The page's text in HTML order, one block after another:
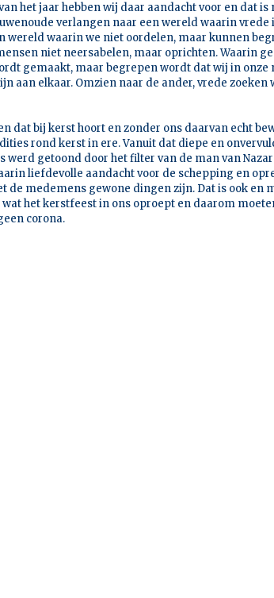
het jaar hebben wij daar aandacht voor en dat is
verlangen naar een wereld waarin vrede
wereld waarin we niet oordelen, maar kunnen
niet neersabelen, maar oprichten. Waarin
gemaakt, maar begrepen wordt dat wij in onze
aan elkaar. Omzien naar de ander, vrede zoeken
dat bij kerst hoort en zonder ons daarvan echt
rond kerst in ere. Vanuit dat diepe en
werd getoond door het filter van de man van
liefdevolle aandacht voor de schepping en
de medemens gewone dingen zijn. Dat is ook en
het kerstfeest in ons oproept en daarom
corona.